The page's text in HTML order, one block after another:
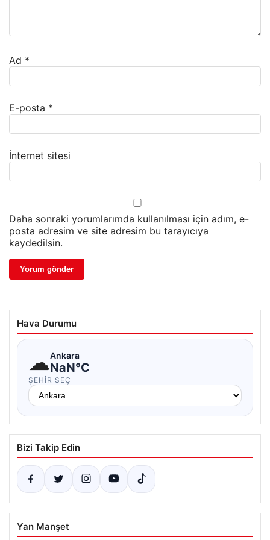
Ad *
E-posta *
İnternet sitesi
Daha sonraki yorumlarımda kullanılması için adım, e-
posta adresim ve site adresim bu tarayıcıya
kaydedilsin.
Hava Durumu
☁Ankara
NaN°C
ŞEHIR SEÇ
Bizi Takip Edin
Yan Manşet